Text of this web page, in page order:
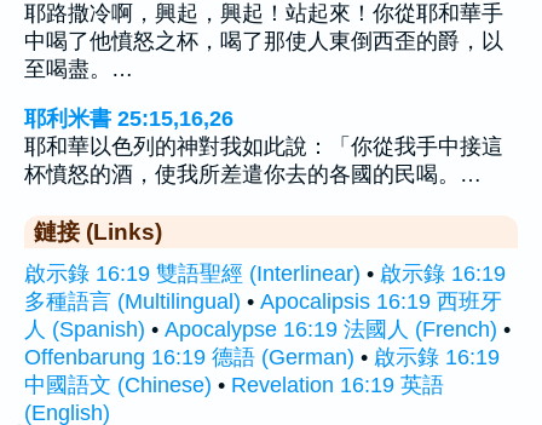
耶路撒冷啊，興起，興起！站起來！你從耶和華手
中喝了他憤怒之杯，喝了那使人東倒西歪的爵，以
至喝盡。…
耶利米書 25:15,16,26
耶和華以色列的神對我如此說：「你從我手中接這
杯憤怒的酒，使我所差遣你去的各國的民喝。…
鏈接 (Links)
啟示錄 16:19 雙語聖經 (Interlinear) • 啟示錄 16:19
多種語言 (Multilingual) • Apocalipsis 16:19 西班牙
人 (Spanish) • Apocalypse 16:19 法國人 (French) •
Offenbarung 16:19 德語 (German) • 啟示錄 16:19
中國語文 (Chinese) • Revelation 16:19 英語
(English)